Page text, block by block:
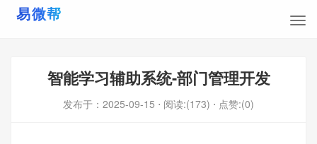
智能学习辅助系统-部门管理开发
发布于： 2025-09-15 ⋅ 阅读:(173) ⋅ 点赞:(0)